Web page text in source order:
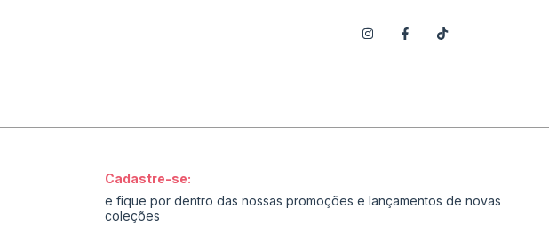
Cadastre-se:
e fique por dentro das nossas promoções e lançamentos de novas
coleções